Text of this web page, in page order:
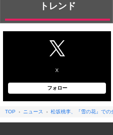
トレンド
X
フォロー
TOP ニュース 松坂桃李、『雪の花』で